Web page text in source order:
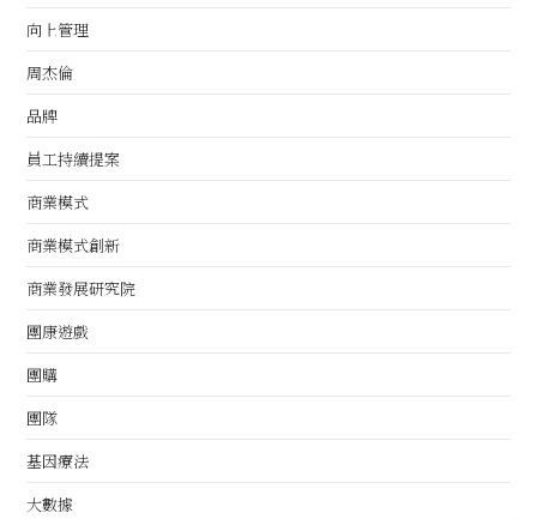
向上管理
周杰倫
品牌
員工持續提案
商業模式
商業模式創新
商業發展研究院
團康遊戲
團購
團隊
基因療法
大數據